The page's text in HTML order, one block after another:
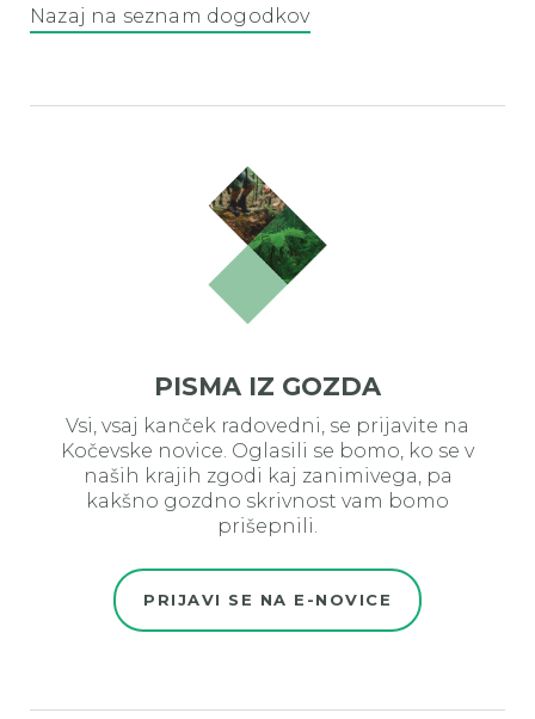
Nazaj na seznam dogodkov
PISMA IZ GOZDA
Vsi, vsaj kanček radovedni, se prijavite na
Kočevske novice. Oglasili se bomo, ko se v
naših krajih zgodi kaj zanimivega, pa
kakšno gozdno skrivnost vam bomo
prišepnili.
PRIJAVI SE NA E-NOVICE